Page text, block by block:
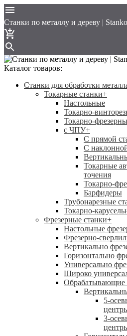
Cтанки по металлу и дереву |
Каталог товаров:
Станки для обработки
Токарные станки+
Настольные
Токарно-
Токарно-
с ЧПУ+
С прямой
C
Токарные
точения
Токарно-
Барфидеры
Трубонарезные
Токарно-
Фрезерные станки+
Настольные
Фрезерно-
Вертикально
Горизонтально
Универсально
Широко
5-
3-